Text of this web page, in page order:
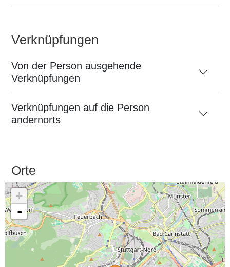
Verknüpfungen
Von der Person ausgehende
Verknüpfungen
Verknüpfungen auf die Person
andernorts
Orte
+
-